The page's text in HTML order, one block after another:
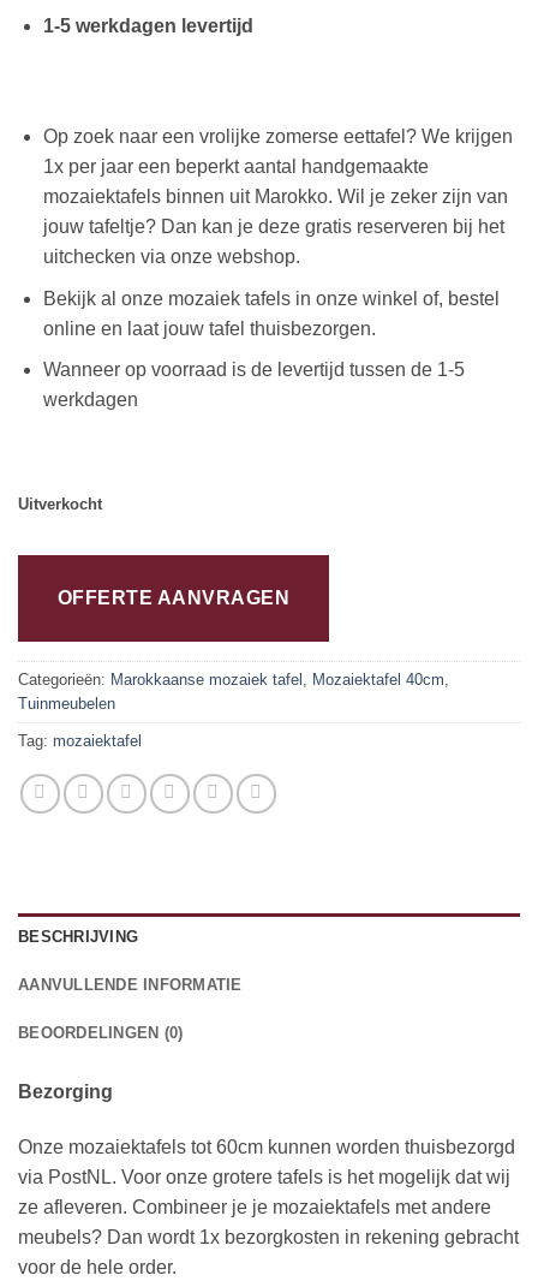
1-5 werkdagen levertijd
Op zoek naar een vrolijke zomerse eettafel? We krijgen
1x per jaar een beperkt aantal handgemaakte
mozaiektafels binnen uit Marokko. Wil je zeker zijn van
jouw tafeltje? Dan kan je deze gratis reserveren bij het
uitchecken via onze webshop.
Bekijk al onze mozaiek tafels in onze winkel of, bestel
online en laat jouw tafel thuisbezorgen.
Wanneer op voorraad is de levertijd tussen de 1-5
werkdagen
Uitverkocht
OFFERTE AANVRAGEN
Categorieën: Marokkaanse mozaiek tafel Mozaiektafel 40cm
Tuinmeubelen
Tag: mozaiektafel
BESCHRIJVING
AANVULLENDE INFORMATIE
BEOORDELINGEN (0)
Bezorging
Onze mozaiektafels tot 60cm kunnen worden thuisbezorgd
via PostNL. Voor onze grotere tafels is het mogelijk dat wij
ze afleveren. Combineer je je mozaiektafels met andere
meubels? Dan wordt 1x bezorgkosten in rekening gebracht
voor de hele order.